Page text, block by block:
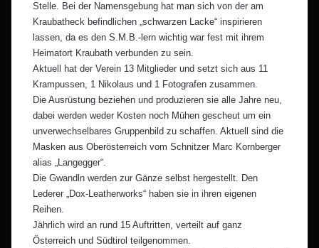
Stelle. Bei der Namensgebung hat man sich von der am
Kraubatheck befindlichen „schwarzen Lacke“ inspirieren
lassen, da es den S.M.B.-lern wichtig war fest mit ihrem
Heimatort Kraubath verbunden zu sein.
Aktuell hat der Verein 13 Mitglieder und setzt sich aus 11
Krampussen, 1 Nikolaus und 1 Fotografen zusammen.
Die Ausrüstung beziehen und produzieren sie alle Jahre neu,
dabei werden weder Kosten noch Mühen gescheut um ein
unverwechselbares Gruppenbild zu schaffen. Aktuell sind die
Masken aus Oberösterreich vom Schnitzer Marc Kornberger
alias „Langegger“.
Die Gwandln werden zur Gänze selbst hergestellt. Den
Lederer „Dox-Leatherworks“ haben sie in ihren eigenen
Reihen.
Jährlich wird an rund 15 Auftritten, verteilt auf ganz
Österreich und Südtirol teilgenommen.